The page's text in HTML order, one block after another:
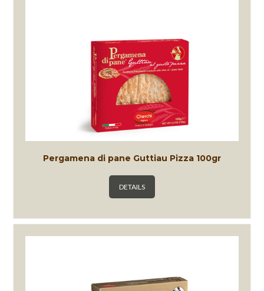
Pergamena di pane Guttiau Pizza 100gr
DETAILS